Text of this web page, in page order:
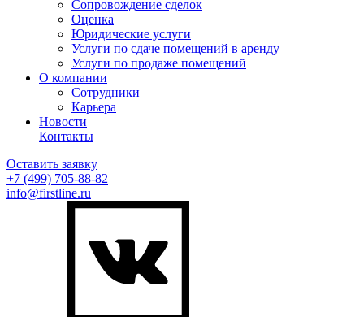
Сопровождение сделок
Оценка
Юридические услуги
Услуги по сдаче помещений в аренду
Услуги по продаже помещений
О компании
Сотрудники
Карьера
Новости
Контакты
Оставить заявку
+7 (499) 705-88-82
info@firstline.ru